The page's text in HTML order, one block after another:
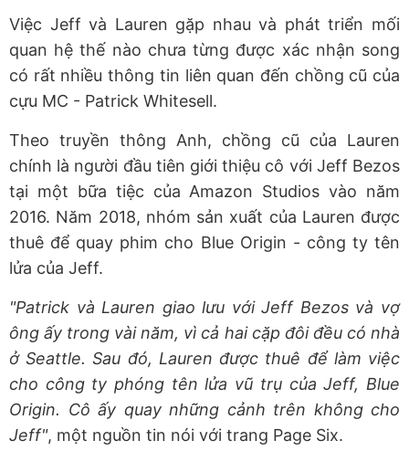
Việc Jeff và Lauren gặp nhau và phát triển mối
quan hệ thế nào chưa từng được xác nhận song
có rất nhiều thông tin liên quan đến chồng cũ của
cựu MC - Patrick Whitesell.
Theo truyền thông Anh, chồng cũ của Lauren
chính là người đầu tiên giới thiệu cô với Jeff Bezos
tại một bữa tiệc của Amazon Studios vào năm
2016. Năm 2018, nhóm sản xuất của Lauren được
thuê để quay phim cho Blue Origin - công ty tên
lửa của Jeff.
"Patrick và Lauren giao lưu với Jeff Bezos và vợ
ông ấy trong vài năm, vì cả hai cặp đôi đều có nhà
ở Seattle. Sau đó, Lauren được thuê để làm việc
cho công ty phóng tên lửa vũ trụ của Jeff, Blue
Origin. Cô ấy quay những cảnh trên không cho
Jeff", một nguồn tin nói với trang Page Six.